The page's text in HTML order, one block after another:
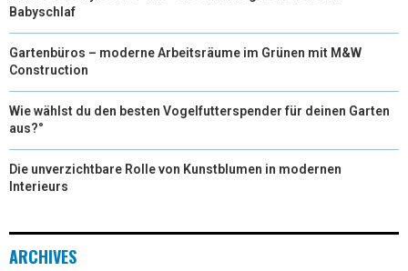
Babyschlaf
Gartenbüros – moderne Arbeitsräume im Grünen mit M&W
Construction
Wie wählst du den besten Vogelfutterspender für deinen Garten
aus?°
Die unverzichtbare Rolle von Kunstblumen in modernen
Interieurs
ARCHIVES